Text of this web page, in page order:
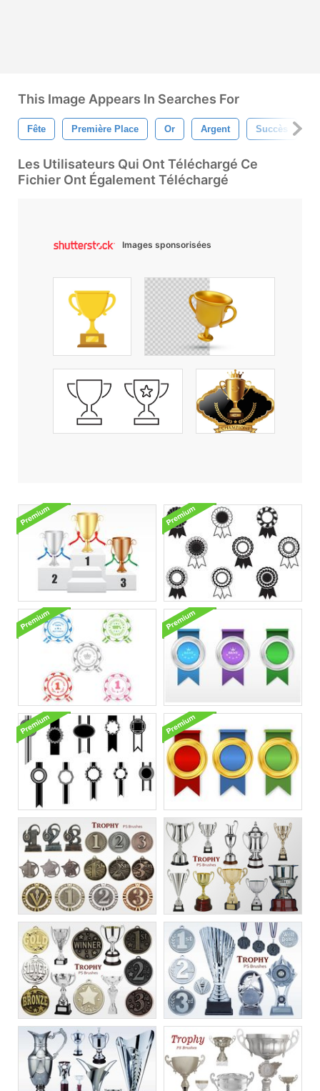
This Image Appears In Searches For
Fête Première Place Or Argent Succès
Les Utilisateurs Qui Ont Téléchargé Ce
Fichier Ont Également Téléchargé
Images sponsorisées